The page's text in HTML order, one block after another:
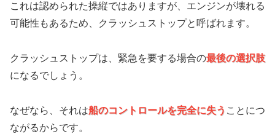
これは認められた操縦ではありますが、エンジンが壊れる
可能性もあるため、クラッシュストップと呼ばれます。
クラッシュストップは、緊急を要する場合の最後の選択肢
になるでしょう。
なぜなら、それは船のコントロールを完全に失う ことにつ
ながるからです。